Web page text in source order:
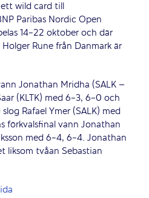
ett wild card till
Paribas Nordic Open
14-22 oktober och där
Rune från Danmark är
Jonathan Mridha (SALK –
(KLTK) med 6-3, 6-0 och
Rafael Ymer (SALK) med
förkvalsfinal vann Jonathan
med 6-4, 6-4. Jonathan
liksom tvåan Sebastian